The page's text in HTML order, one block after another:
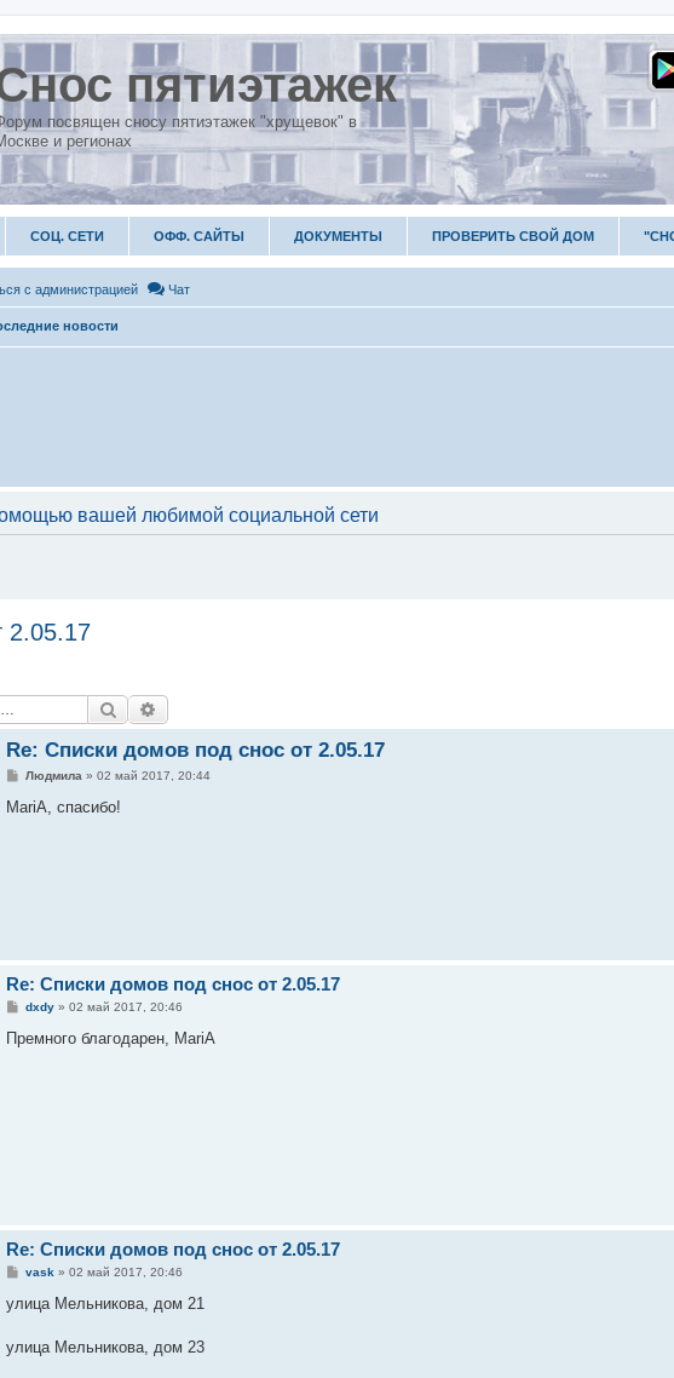
пятиэтажек
посвящен сносу пятиэтажек "хрущевок" в
и регионах
СОЦ. СЕТИ ОФФ. САЙТЫ ДОКУМЕНТЫ ПРОВЕРИТЬ СВОЙ ДОМ
ься с администрацией Чат
новости
вашей любимой социальной сети
2.05.17
Поиск
Re: Списки домов под снос от 2.05.17
С
о
Людмила » 02 май 2017, 20:44
MariA, спасибо!
Re: Списки домов под снос от 2.05.17
С
о
dxdy» 02 май 2017, 20:46
Премного благодарен, MariA
Re: Списки домов под снос от 2.05.17
С
о
е
vask » 02 май 2017, 20:46
улица Мельникова, дом 21
улица Мельникова, дом 23